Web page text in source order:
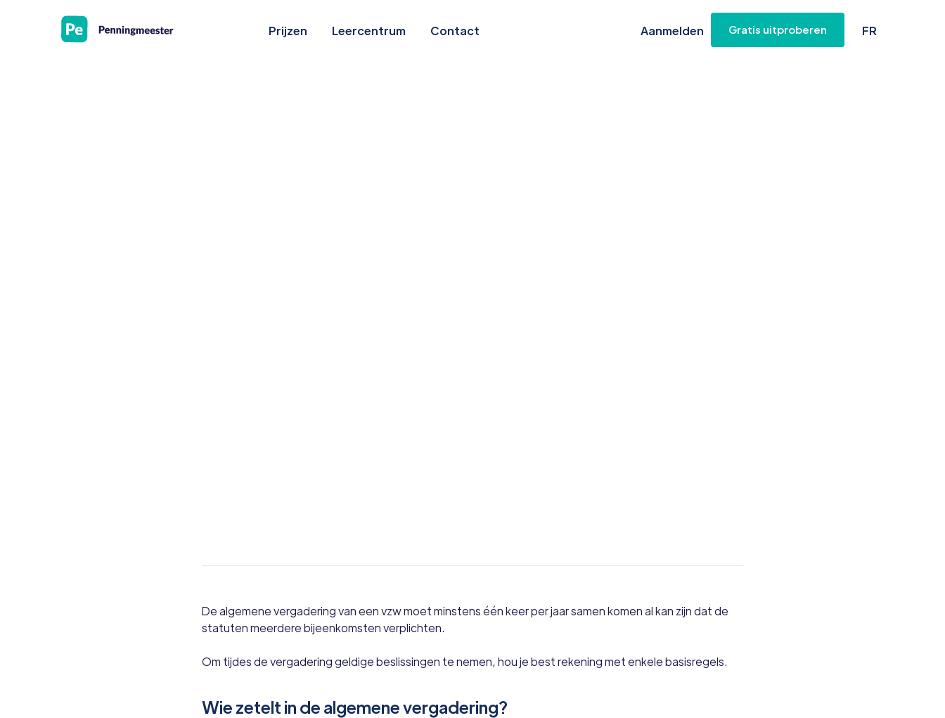
Prijzen Leercentrum Contact Aanmelden Gratis uitproberen FR
October 21, 2022 15
De algemene vergadering van een vzw moet minstens één keer per jaar samen komen al kan zijn dat de
statuten meerdere bijeenkomsten verplichten.
Om tijdes de vergadering geldige beslissingen te nemen, hou je best rekening met enkele basisregels.
Wie zetelt in de algemene vergadering?